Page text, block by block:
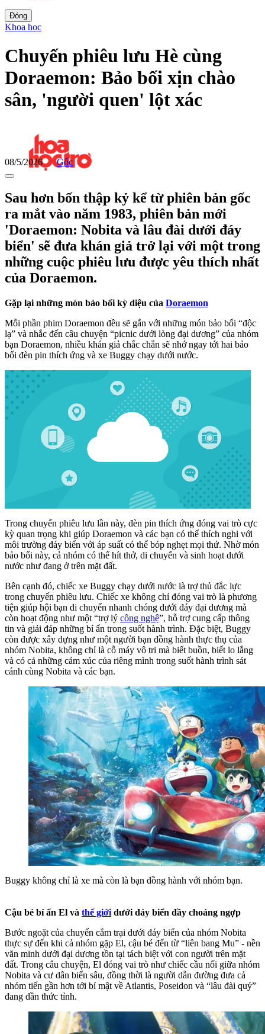
Đóng
Khoa học
Chuyến phiêu lưu Hè cùng
Doraemon: Bảo bối xịn chào
sân, 'người quen' lột xác
08/5/2026 Gốc
Sau hơn bốn thập kỷ kể từ phiên bản gốc
ra mắt vào năm 1983, phiên bản mới
'Doraemon: Nobita và lâu đài dưới đáy
biển' sẽ đưa khán giả trở lại với một trong
những cuộc phiêu lưu được yêu thích nhất
của Doraemon.
Gặp lại những món bảo bối kỳ diệu của Doraemon
Mỗi phần phim Doraemon đều sẽ gắn với những món bảo bối “độc
lạ” và nhắc đến câu chuyện “picnic dưới lòng đại dương” của nhóm
bạn Doraemon, nhiều khán giả chắc chắn sẽ nhớ ngay tới hai bảo
bối đèn pin thích ứng và xe Buggy chạy dưới nước.
Trong chuyến phiêu lưu lần này, đèn pin thích ứng đóng vai trò cực
kỳ quan trọng khi giúp Doraemon và các bạn có thể thích nghi với
môi trường đáy biển với áp suất có thể bóp nghẹt mọi thứ. Nhờ món
bảo bối này, cả nhóm có thể hít thở, di chuyển và sinh hoạt dưới
nước như đang ở trên mặt đất.
Bên cạnh đó, chiếc xe Buggy chạy dưới nước là trợ thủ đắc lực
trong chuyến phiêu lưu. Chiếc xe không chỉ đóng vai trò là phương
tiện giúp hội bạn di chuyển nhanh chóng dưới đáy đại dương mà
còn hoạt động như một “trợ lý công nghệ”, hỗ trợ cung cấp thông
tin và giải đáp những bí ẩn trong suốt hành trình. Đặc biệt, Buggy
còn được xây dựng như một người bạn đồng hành thực thụ của
nhóm Nobita, không chỉ là cỗ máy vô tri mà biết buồn, biết lo lắng
và có cả những cảm xúc của riêng mình trong suốt hành trình sát
cánh cùng Nobita và các bạn.
Buggy không chỉ là xe mà còn là bạn đồng hành với nhóm bạn.
Cậu bé bí ẩn El và thế giới dưới đáy biển đầy choáng ngợp
Bước ngoặt của chuyến cắm trại dưới đáy biển của nhóm Nobita
thực sự đến khi cả nhóm gặp El, cậu bé đến từ “liên bang Mu” - nền
văn minh dưới đại dương tồn tại tách biệt với con người trên mặt
đất. Trong câu chuyện, El đóng vai trò như chiếc cầu nối giữa nhóm
Nobita và cư dân biển sâu, đồng thời là người dẫn đường đưa cả
nhóm tiến gần hơn tới bí mật về Atlantis, Poseidon và “lâu đài quỷ”
đang dần thức tỉnh.